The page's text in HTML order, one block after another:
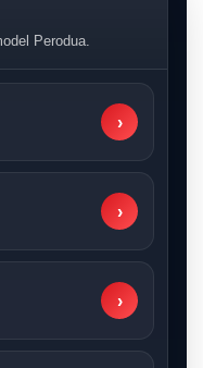
Perodua.
›
›
›